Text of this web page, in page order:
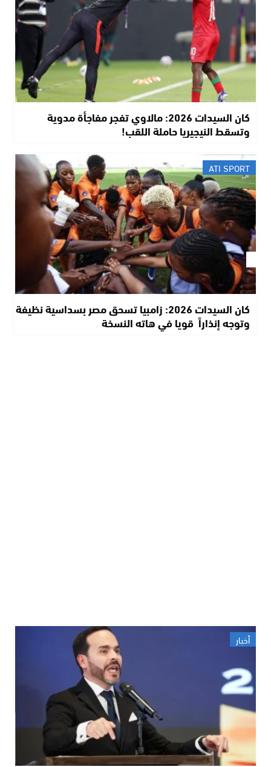
كان السيدات 2026: مالاوي تفجر مفاجأة مدوية
وتسقط النيجيريا حاملة اللقب!
ATI SPORT
كان السيدات 2026: زامبيا تسحق مصر بسداسية نظيفة
وتوجه إنذاراً قويا في هاته النسخة
أخبار